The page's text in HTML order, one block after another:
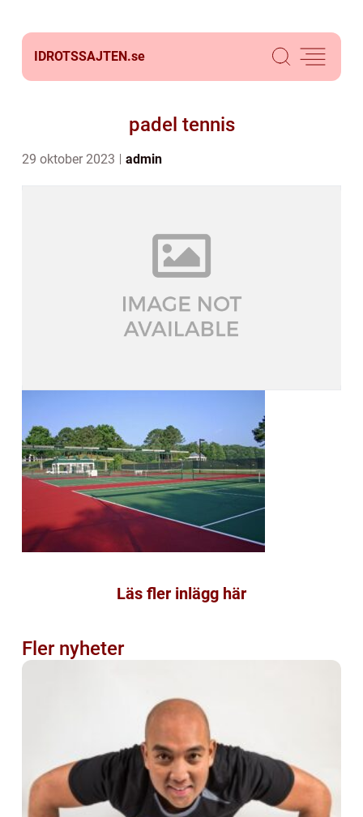
IDROTSSAJTEN.se
padel tennis
29 oktober 2023 admin
Läs fler inlägg här
Fler nyheter